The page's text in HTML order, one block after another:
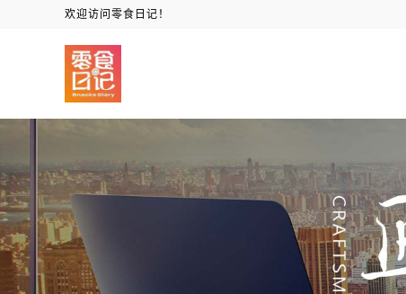
欢迎访问零食日记！